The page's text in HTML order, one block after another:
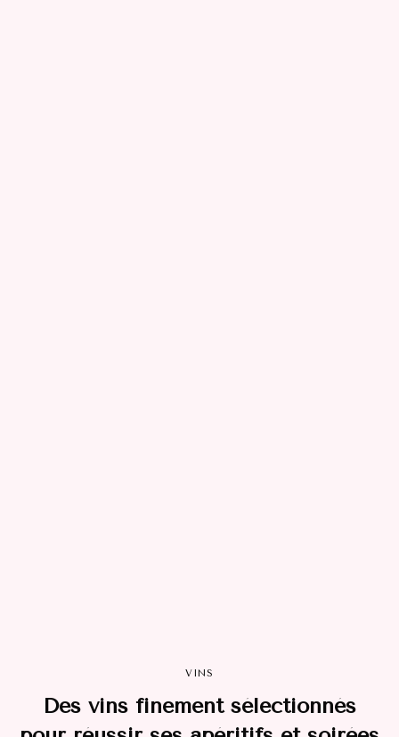
VINS
Des vins finement sélectionnés